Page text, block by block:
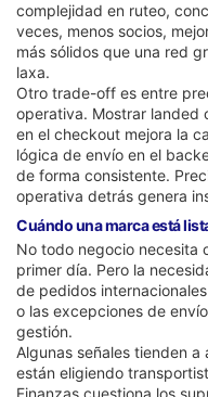
complejidad en ruteo,
veces, menos socios,
más sólidos que una red
laxa.
Otro trade-off es entre
operativa. Mostrar landed
en el checkout mejora la
lógica de envío en el
de forma consistente.
operativa detrás genera
Cuándo una marca está
No todo negocio necesita
primer día. Pero la
de pedidos
o las excepciones de
gestión.
Algunas señales tienden
están eligiendo
Finanzas cuestiona los